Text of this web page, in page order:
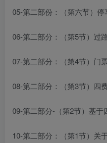
05-第二部份：（第六节）
06-第二部分：（第5节）过
07-第二部分：（第4节）门
08-第二部分：（第3节）四
09-第二部分-（第2节）基
10-第二部分：（第1节）关